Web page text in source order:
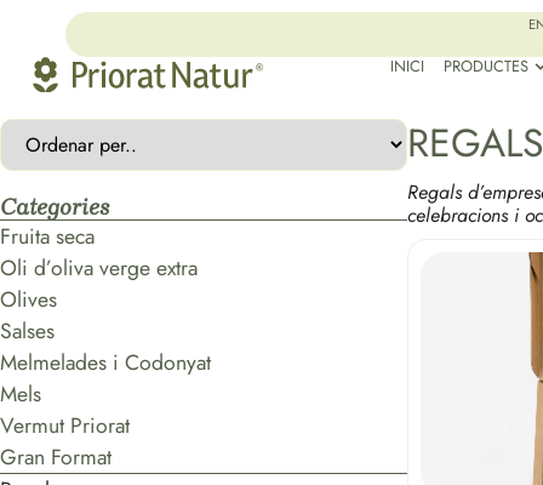
INICI PRODUCTES
Categories
Fruita seca
Oli d’oliva verge extra
Olives
Salses
Melmelades i Codonyat
Mels
Vermut Priorat
Gran Format
REGALS
Regals
celebracions i